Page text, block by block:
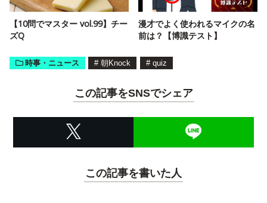
【10問でマスター vol.99】チー
ズQ
漫才でよく使われるマイクの名
前は？【博識テスト】
時事・ニュース # 朝Knock # quiz
この記事をSNSでシェア
この記事を書いた人